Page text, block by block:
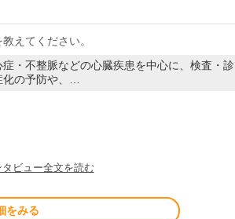
えてください。
・不整脈などの心臓疾患を中心に、検査・診
化の予防や、…
ビュー全文を読む
をみる